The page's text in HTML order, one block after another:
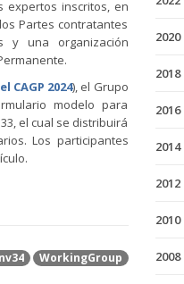
expertos inscritos, en
Partes contratantes
y una organización
CAGP 2024), el Grupo
modelo para
el cual se distribuirá
Los participantes
WorkingGroup
2020
2018
2016
2014
2012
2010
2008